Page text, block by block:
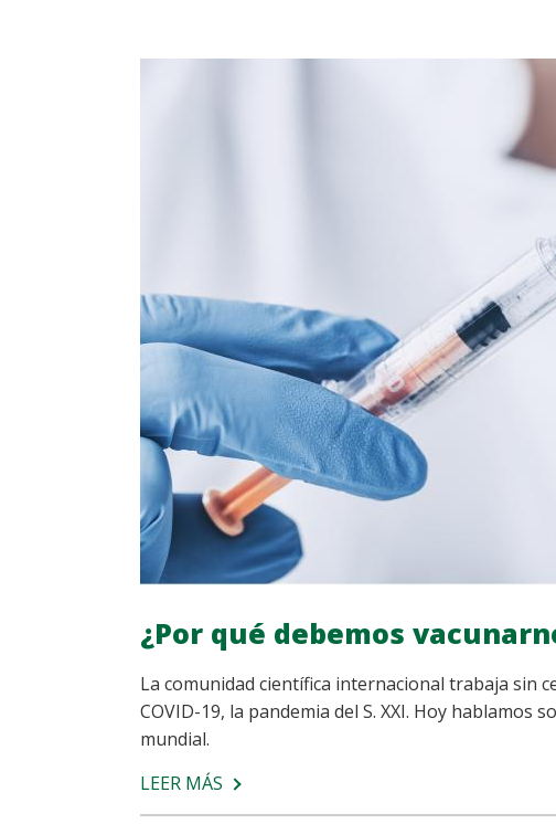
¿Por qué debemos
La comunidad científica internacional trabaja sin
COVID-19, la pandemia del S. XXI. Hoy hablamos
mundial.
LEER MÁS SOBRE
¿POR